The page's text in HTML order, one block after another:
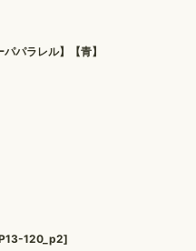
パラレル】【青】
120_p2]